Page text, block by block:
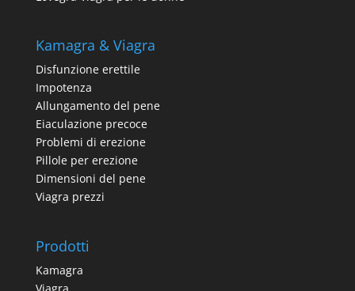
Kamagra & Viagra
Disfunzione erettile
Impotenza
Allungamento del pene
Eiaculazione precoce
Problemi di erezione
Pillole per erezione
Dimensioni del pene
Viagra prezzi
Prodotti
Kamagra
Viagra